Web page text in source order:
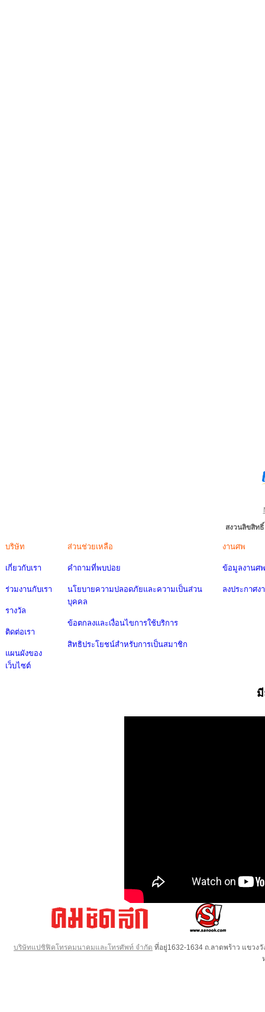
สงวนลิขสิท
บริษัท
เกี่ยวกับเรา
ร่วมงานกับเรา
รางวัล
ติดต่อเรา
แผนผังของ
เว็บไซต์
ส่วนช่วยเหลือ
คำถามที่พบบ่อย
นโยบายความปลอดภัยและความเป็นส่วน
บุคคล
ข้อตกลงและเงื่อนไขการใช้บริการ
สิทธิประโยชน์สำหรับการเป็นสมาชิก
งานศพ
ข้อมูลงานศพ
ลงประกาศง
บริษัทแปซิฟิคโทรคมนาคมและโทรศัพท์ จำกัด ที่อยู่1632-1634 ถ.ลาดพร้าว แขวง